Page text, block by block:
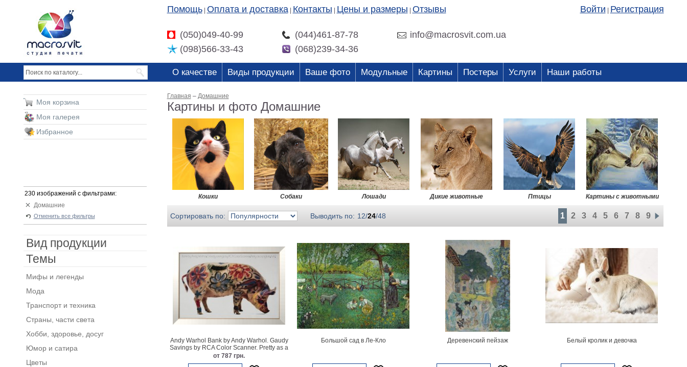
Помощь Оплата и доставка Контакты Цены и размеры Отзывы Войти Регистрация
(050)049-40-99 (044)461-87-78
info@macrosvit.com.ua
(098)566-33-43
(068)239-34-36
О качестве Виды продукции Ваше фото Модульные Картины Постеры Услуги Наши работы
Главная – Домашние
Картины и фото Домашние
Кошки Собаки Лошади Дикие животные Птицы Картины с животными
Сортировать по: Выводить по: 12/24/48 1 2 3 4 5 6 7 8 9
Andy Warhol Bank by Andy Warhol. Gaudy
Savings by RCA Color Scanner. Pretty as a
Pi
от 787 грн.
Большой сад в Ле-Кло Деревенский пейзаж Белый кролик и девочка
Моя корзина
Моя галерея
Избранное
230 изображений с фильтрами:
Домашние
Отменить все фильтры
Вид продукции
Темы
Мифы и легенды
Мода
Транспорт и техника
Страны, части света
Хобби, здоровье, досуг
Юмор и сатира
Цветы